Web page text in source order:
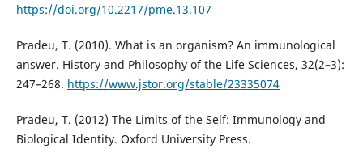
https://doi.org/10.2217/pme.13.107
Pradeu, T. (2010). What is an organism? An immunological
answer. History and Philosophy of the Life Sciences, 32(2–3):
247–268. https://www.jstor.org/stable/23335074
Pradeu, T. (2012) The Limits of the Self: Immunology and
Biological Identity. Oxford University Press.